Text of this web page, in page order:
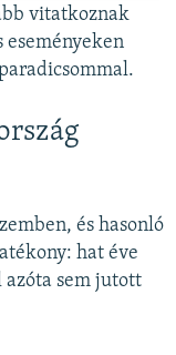
vitatkoznak
és hasonló
hat éve
azóta sem jutott